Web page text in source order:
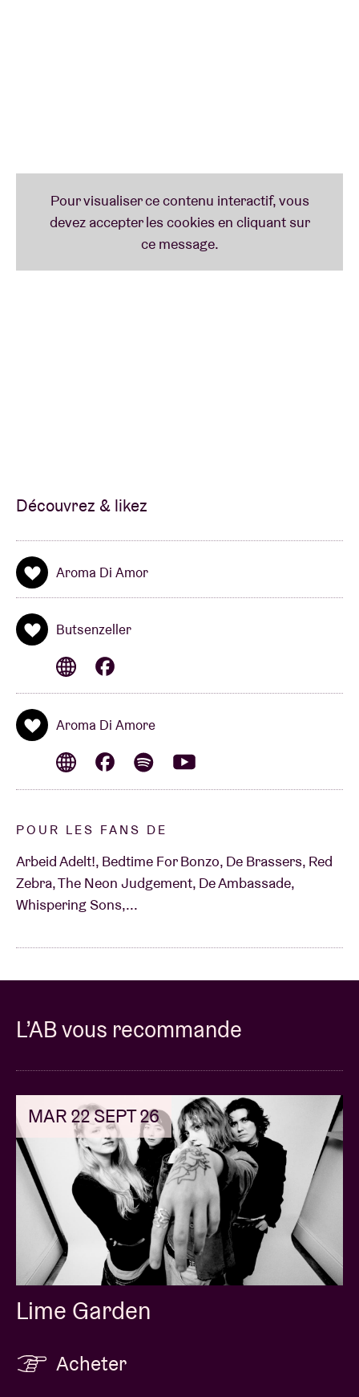
Découvrez & likez
Aroma Di Amor
Butsenzeller
Aroma Di Amore
POUR LES FANS DE
Arbeid Adelt!, Bedtime For Bonzo, De Brassers, Red
Zebra, The Neon Judgement, De Ambassade,
Whispering Sons,...
L’AB vous recommande
MAR 22 SEPT 26
Lime Garden
Acheter